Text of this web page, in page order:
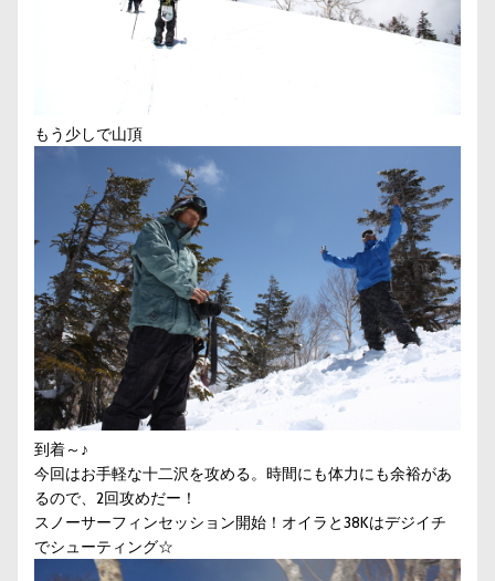
もう少しで山頂
到着～♪
今回はお手軽な十二沢を攻める。時間にも体力にも余裕があ
るので、2回攻めだー！
スノーサーフィンセッション開始！オイラと38Kはデジイチ
でシューティング☆